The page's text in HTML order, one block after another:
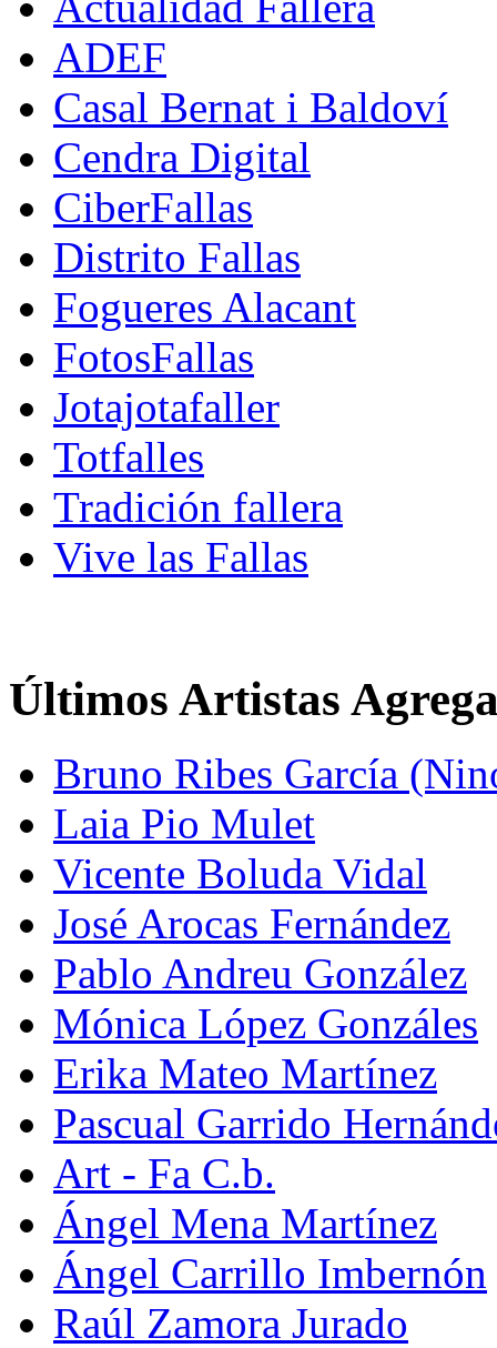
ADEF
Casal Bernat i Baldoví
Cendra Digital
CiberFallas
Distrito Fallas
Fogueres Alacant
FotosFallas
Jotajotafaller
Totfalles
Tradición fallera
Vive las Fallas
Últimos Artistas
Bruno Ribes García
Laia Pio Mulet
Vicente Boluda Vidal
José Arocas Fernández
Pablo Andreu González
Mónica López Gonzáles
Erika Mateo Martínez
Pascual Garrido
Art - Fa C.b.
Ángel Mena Martínez
Ángel Carrillo Imbernón
Raúl Zamora Jurado